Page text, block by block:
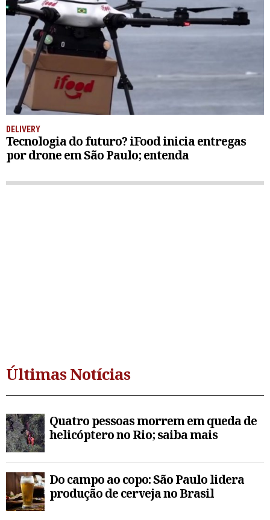
DELIVERY
Tecnologia do futuro? iFood inicia entregas
por drone em São Paulo; entenda
Últimas Notícias
Quatro pessoas morrem em queda de
helicóptero no Rio; saiba mais
Do campo ao copo: São Paulo lidera
produção de cerveja no Brasil